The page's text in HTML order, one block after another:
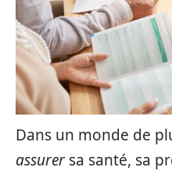
Dans un monde de
assurer sa santé, sa